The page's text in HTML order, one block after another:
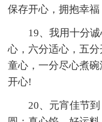
保存开心，拥抱幸
19、我用十分
心，六分适心，五
童心，一分尽心煮
开心!
20、元宵佳节